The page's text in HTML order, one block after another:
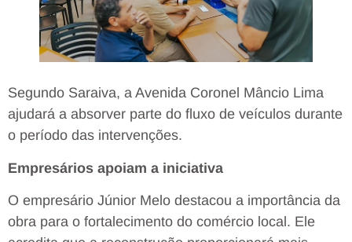
Segundo Saraiva, a Avenida Coronel Mâncio Lima
ajudará a absorver parte do fluxo de veículos durante
o período das intervenções.
Empresários apoiam a iniciativa
O empresário Júnior Melo destacou a importância da
obra para o fortalecimento do comércio local. Ele